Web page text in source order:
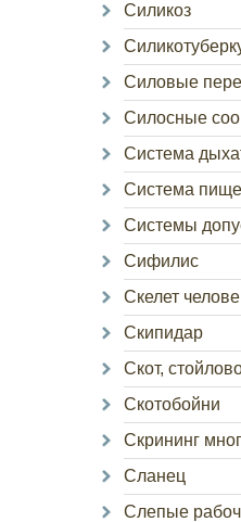
Силикоз
Силовые
Силосные
Система
Система
Системы
Сифилис
Скелет
Скипидар
Скот,
Скотобойни
Скрининг
Сланец
Слепые